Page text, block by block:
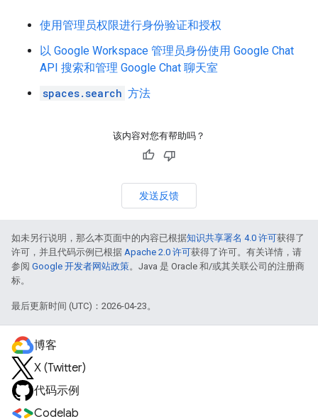
使用管理员权限进行身份验证和授权
以 Google Workspace 管理员身份使用 Google Chat
API 搜索和管理 Google Chat 聊天室
spaces.search 方法
该内容对您有帮助吗？
发送反馈
如未另行说明，那么本页面中的内容已根据知识共享署名 4.0 许可获得了
许可，并且代码示例已根据 Apache 2.0 许可获得了许可。有关详情，请
参阅 Google 开发者网站政策。Java 是 Oracle 和/或其关联公司的注册商
标。
最后更新时间 (UTC)：2026-04-23。
博客
X (Twitter)
代码示例
Codelab